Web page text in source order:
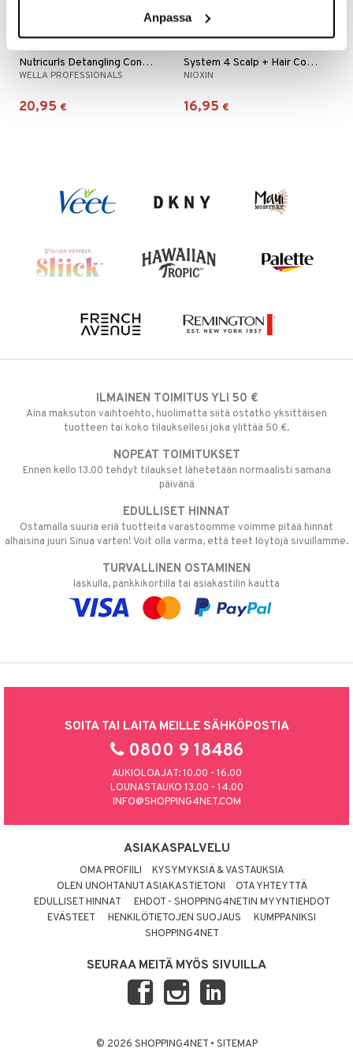
Anpassa
Nutricurls Detangling Conditioner - Waves & Curls
WELLA PROFESSIONALS
20,95 €
System 4 Scalp + Hair Conditioner
NIOXIN
16,95 €
ILMAINEN TOIMITUS YLI 50 €
Aina maksuton vaihtoehto, huolimatta siitä ostatko yksittäisen
tuotteen tai koko tilauksellesi joka ylittää 50 €.
NOPEAT TOIMITUKSET
Ennen kello 13.00 tehdyt tilaukset lähetetään normaalisti samana
päivänä
EDULLISET HINNAT
Ostamalla suuria eriä tuotteita varastoomme voimme pitää hinnat
alhaisina juuri Sinua varten! Voit olla varma, että teet löytöjä sivuillamme.
TURVALLINEN OSTAMINEN
laskulla, pankkikortilla tai asiakastilin kautta
SOITA TAI LAITA MEILLE SÄHKÖPOSTIA
0800 9 18486
AUKIOLOAJAT: 10.00 - 16.00
LOUNASTAUKO 13.00 - 14.00
INFO@SHOPPING4NET.COM
ASIAKASPALVELU
OMA PROFIILI
KYSYMYKSIÄ & VASTAUKSIA
OLEN UNOHTANUT ASIAKASTIETONI
OTA YHTEYTTÄ
EDULLISET HINNAT
EHDOT - SHOPPING4NETIN MYYNTIEHDOT
EVÄSTEET
HENKILÖTIETOJEN SUOJAUS
KUMPPANIKSI
SHOPPING4NET
SEURAA MEITÄ MYÖS SIVUILLA
© 2026 SHOPPING4NET • SITEMAP